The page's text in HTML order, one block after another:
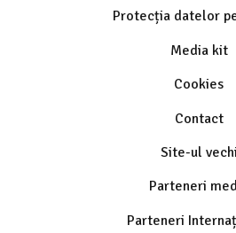
Protecția datelor
Media kit
Cookies
Contact
Site-ul vechi
Parteneri
Parteneri